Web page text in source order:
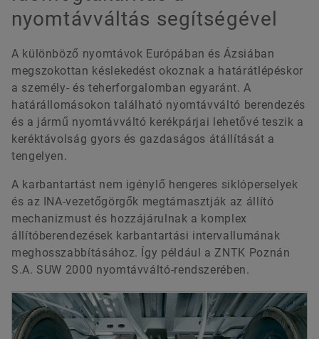
nyomtávváltás segítségével
A különböző nyomtávok Európában és Ázsiában
megszokottan késlekedést okoznak a határátlépéskor
a személy- és teherforgalomban egyaránt. A
határállomásokon található nyomtávváltó berendezés
és a jármű nyomtávváltó kerékpárjai lehetővé teszik a
keréktávolság gyors és gazdaságos átállítását a
tengelyen.
A karbantartást nem igénylő hengeres siklóperselyek
és az INA-vezetőgörgők megtámasztják az állító
mechanizmust és hozzájárulnak a komplex
állítóberendezések karbantartási intervallumának
meghosszabbításához. Így például a ZNTK Poznán
S.A. SUW 2000 nyomtávváltó-rendszerében.